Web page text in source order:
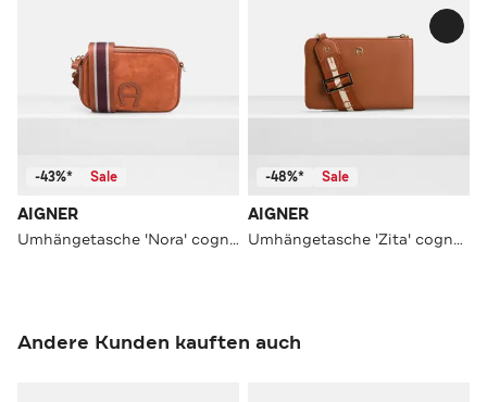
-43%* Sale
AIGNER
Umhängetasche 'Nora' cognac
-48%* Sale
AIGNER
Umhängetasche 'Zita' cognac
Andere Kunden kauften auch